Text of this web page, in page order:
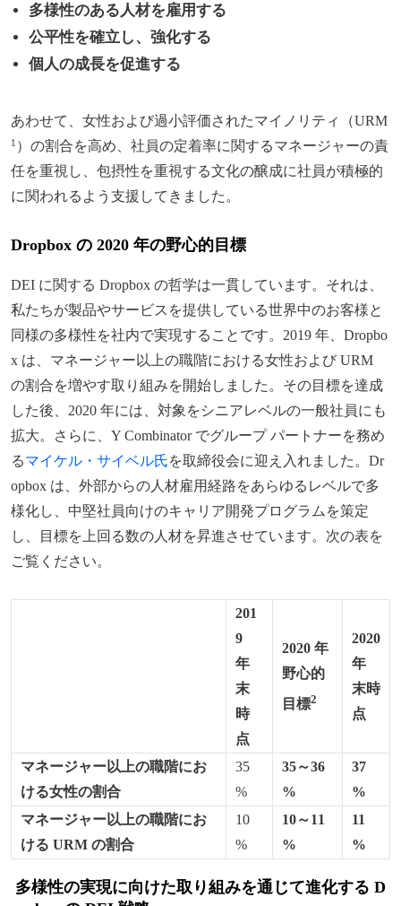
多様性のある人材を雇用する
公平性を確立し、強化する
個人の成長を促進する
あわせて、女性および過小評価されたマイノリティ（URM
1 ）の割合を高め、社員の定着率に関するマネージャーの責
任を重視し、包摂性を重視する文化の醸成に社員が積極的
に関われるよう支援してきました。
Dropbox の 2020 年の野心的目標
DEI に関する Dropbox の哲学は一貫しています。それは、
私たちが製品やサービスを提供している世界中のお客様と
同様の多様性を社内で実現することです。2019 年、Dropbo
x は、マネージャー以上の職階における女性および URM
の割合を増やす取り組みを開始しました。その目標を達成
した後、2020 年には、対象をシニアレベルの一般社員にも
拡大。さらに、Y Combinator でグループ パートナーを務め
るマイケル・サイベル氏を取締役会に迎え入れました。Dr
opbox は、外部からの人材雇用経路をあらゆるレベルで多
様化し、中堅社員向けのキャリア開発プログラムを策定
し、目標を上回る数の人材を昇進させています。次の表を
ご覧ください。
201
9
年
末
時
点
2020 年
野心的
目標2
2020
年
末時
点
マネージャー以上の職階にお
ける女性の割合
35
%
35～36
%
37
%
マネージャー以上の職階にお
ける URM の割合
10
%
10～11
%
11
%
多様性の実現に向けた取り組みを通じて進化する D